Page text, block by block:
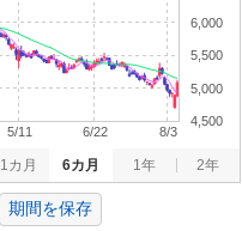
1カ月 6カ月 1年 2年
4,500
5,000
5,500
6,000
5/11 6/22 8/3
期間を保存